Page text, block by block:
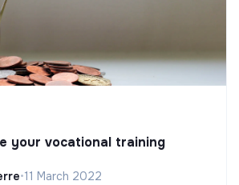
your vocational training
•11 March 2022